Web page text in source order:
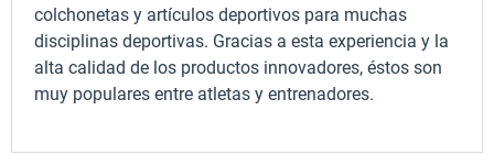
colchonetas y artículos deportivos para muchas
disciplinas deportivas. Gracias a esta experiencia y la
alta calidad de los productos innovadores, éstos son
muy populares entre atletas y entrenadores.